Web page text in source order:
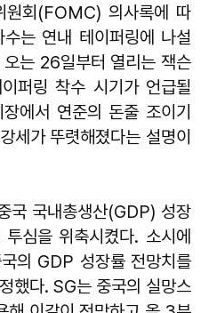
원회(FOMC) 의사록에 따
는 연내 테이퍼링에 나설
는 26일부터 열리는 잭슨
퍼링 착수 시기가 언급될
에서 연준의 돈줄 조이기
세가 뚜렷해졌다는 설명이
국 국내총생산(GDP) 성장
심을 위축시켰다. 소시에
의 GDP 성장률 전망치를
했다. SG는 중국의 실망스